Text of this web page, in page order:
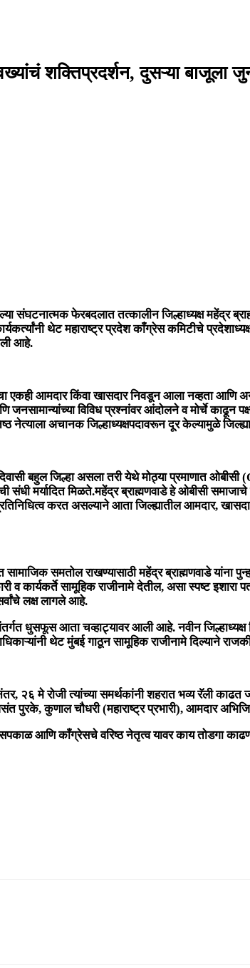
शक्तिप्रदर्शन, दुसऱ्या बाजूला
संघटनात्मक फेरबदलात तत्कालीन जिल्हाध्यक्ष महेंद्र
थेट महाराष्ट्र प्रदेश काँग्रेस कमिटीचे
आहे.
एकही आमदार किंवा खासदार निवडून आला नव्हता आणि
जनसामान्यांच्या विविध प्रश्नांवर आंदोलने व मोर्चे
अचानक जिल्हाध्यक्षपदावरून दूर केल्यामुळे
बहुल जिल्हा असला तरी येथे मोठ्या प्रमाणात
मर्यादित मिळते.महेंद्र ब्राह्मणवाडे हे ओबीसी
करत असल्याने आता जिल्ह्यातील आमदार,
समतोल राखण्यासाठी महेंद्र ब्राह्मणवाडे यांना
कार्यकर्ते सामूहिक राजीनामे देतील, असा स्पष्ट इशारा
लक्ष लागले आहे.
धुसफूस आता चव्हाट्यावर आली आहे. नवीन
थेट मुंबई गाठून सामूहिक राजीनामे दिल्याने
२६ मे रोजी त्यांच्या समर्थकांनी शहरात भव्य रॅली
पुरके, कुणाल चौधरी (महाराष्ट्र प्रभारी), आमदार
सपकाळ आणि काँग्रेसचे वरिष्ठ नेतृत्व यावर काय तोडगा